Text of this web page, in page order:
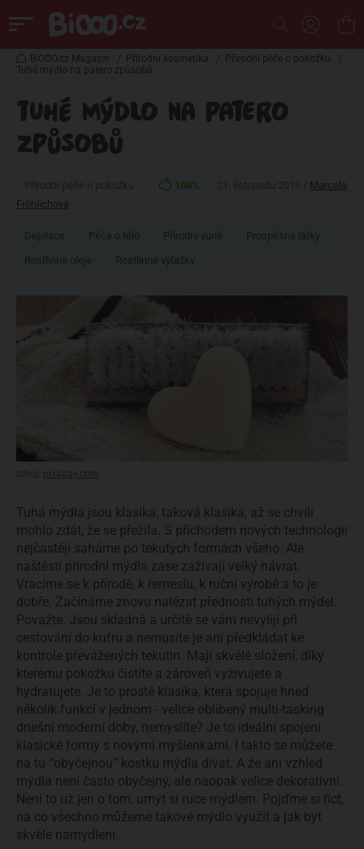
BiOOO.cz Magazin / Přírodní kosmetika / Přírodní péče o pokožku
/
Tuhé mýdlo na patero způsobů
TUHÉ MÝDLO NA PATERO
ZPŮSOBŮ
Přírodní péče o pokožku 100%
Marcela
Fröhlichová
Depilace Péče o tělo Přírodní vůně
Prospěšné látky
Rostlinné oleje
Rostlinné výtažky
Tuhá mýdla jsou klasika, taková klasika, až se chvíli
mohlo zdát, že se přežila. S příchodem nových technologií
nejčastěji saháme po tekutých formách všeho. Ale
naštěstí přírodní mýdla zase zažívají velký návrat.
Vracíme se k přírodě, k řemeslu, k ruční výrobě a to je
dobře. Začínáme znovu nalézat přednosti tuhých mýdel.
Považte. Jsou skladná a určitě se vám nevylijí při
cestování do kufru a nemusíte je ani předkládat ke
kontrole převážených tekutin. Mají skvělé složení, díky
kterému pokožku čistíte a zároveň vyživujete a
hydratujete. Je to prostě klasika, která spojuje hned
několik funkcí v jednom - velice oblíbený multi-tasking
dnešní moderní doby, nemyslíte? Je to ideální spojení
klasické formy s novými myšlenkami. I takto se můžete
na tu “obyčejnou” kostku mýdla dívat. A že ani vzhled
mýdla není často obyčejný, ale naopak velice dekorativní.
Není to už jen o tom, umýt si ruce mýdlem. Pojďme si říct,
na co všechno můžeme takové mýdlo využít a jak být
skvěle namydlení.